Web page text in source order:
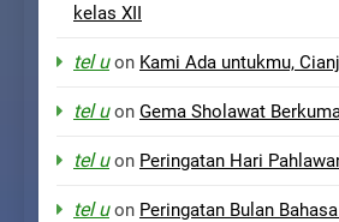
kelas XII
tel uon Kami Ada untukmu,
tel uon Gema Sholawat
tel uon Peringatan Hari
tel uon Peringatan Bulan